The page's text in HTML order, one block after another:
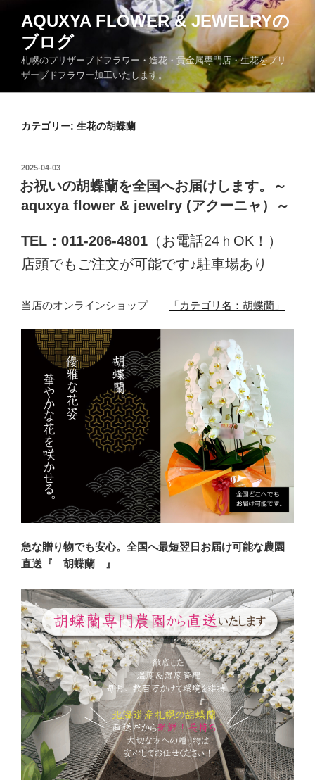
へ
AQUXYA FLOWER & JEWELRYの
ブログ
札幌のプリザーブドフラワー・造花・貴金属専門店・生花をプリ
ザーブドフラワー加工いたします。
カテゴリー: 生花の胡蝶蘭
投
稿
日:
2025-04-03
お祝いの胡蝶蘭を全国へお届けします。～
aquxya flower & jewelry (アクーニャ）～
TEL：011-206-4801 （お電話24ｈOK！）
店頭でもご注文が可能です♪駐車場あり
当店のオンラインショップ 「カテゴリ名：胡蝶蘭」
急な贈り物でも安心。全国へ最短翌日お届け可能な農園
直送『 胡蝶蘭 』